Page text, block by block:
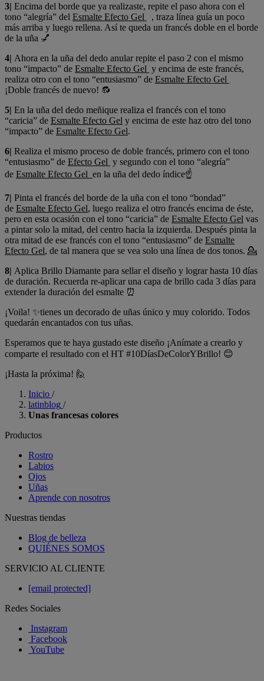
3| Encima del borde que ya realizaste, repite el paso ahora con el
tono “alegría” del Esmalte Efecto Gel
, traza línea guía un poco
más arriba y luego rellena. Así te queda un francés doble en el borde
de la uña 💅
4| Ahora en la uña del dedo anular repite el paso 2 con el mismo
tono “impacto” de Esmalte Efecto Gel y encima de este francés,
realiza otro con el tono “entusiasmo” de Esmalte Efecto Gel
¡Doble francés de nuevo! 🔂
5| En la uña del dedo meñique realiza el francés con el tono
“caricia” de Esmalte Efecto Gel y encima de este haz otro del tono
“impacto” de Esmalte Efecto Gel.
6| Realiza el mismo proceso de doble francés, primero con el tono
“entusiasmo” de Efecto Gel y segundo con el tono “alegría”
de Esmalte Efecto Gel en la uña del dedo índice☝
7| Pinta el francés del borde de la uña con el tono “bondad”
de Esmalte Efecto Gel, luego realiza el otro francés encima de éste,
pero en esta ocasión con el tono “caricia” de Esmalte Efecto Gel vas
a pintar solo la mitad, del centro hacia la izquierda. Después pinta la
otra mitad de ese francés con el tono “entusiasmo” de Esmalte
Efecto Gel, de tal manera que se vea solo una línea de dos tonos. 💁
8| Aplica Brillo Diamante para sellar el diseño y lograr hasta 10 días
de duración. Recuerda re-aplicar una capa de brillo cada 3 días para
extender la duración del esmalte ⏰
¡Voila! ✨tienes un decorado de uñas único y muy colorido. Todos
quedarán encantados con tus uñas.
Esperamos que te haya gustado este diseño ¡Anímate a crearlo y
comparte el resultado con el HT #10DíasDeColorYBrillo! 😊
¡Hasta la próxima! 🙋
Inicio /
latinblog /
Unas francesas colores
Productos
Rostro
Labios
Ojos
Uñas
Aprende con nosotros
Nuestras tiendas
Blog de belleza
QUIÉNES SOMOS
SERVICIO AL CLIENTE
[email protected]
Redes Sociales
Instagram
Facebook
YouTube